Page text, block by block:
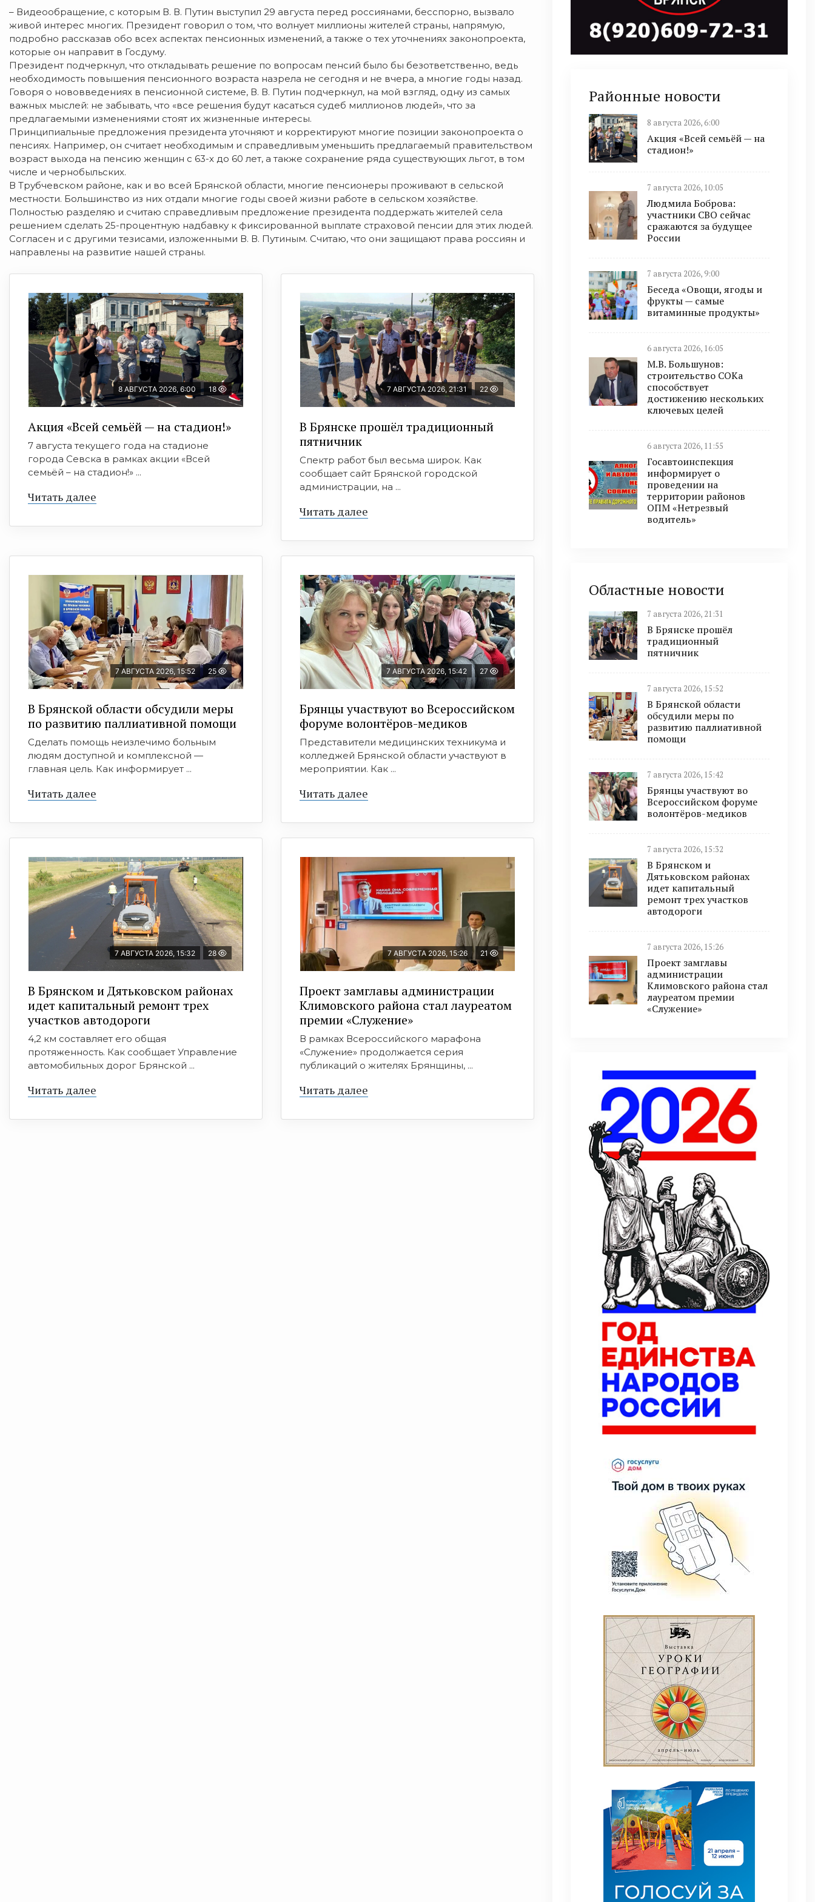
– Видеообращение, с которым В. В. Путин выступил 29 августа перед россиянами, бесспорно, вызвало
живой интерес многих. Президент говорил о том, что волнует миллионы жителей страны, напрямую,
подробно рассказав обо всех аспектах пенсионных изменений, а также о тех уточнениях законопроекта,
которые он направит в Госдуму.
Президент подчеркнул, что откладывать решение по вопросам пенсий было бы безответственно, ведь
необходимость повышения пенсионного возраста назрела не сегодня и не вчера, а многие годы назад.
Говоря о нововведениях в пенсионной системе, В. В. Путин подчеркнул, на мой взгляд, одну из самых
важных мыслей: не забывать, что «все решения будут касаться судеб миллионов людей», что за
предлагаемыми изменениями стоят их жизненные интересы.
Принципиальные пред­ложения президента уточняют и корректируют многие позиции законопроекта о
пенсиях. Например, он считает необходимым и справедливым уменьшить предлагаемый правительством
возраст выхода на пенсию женщин с 63-х до 60 лет, а также сохранение ряда существующих льгот, в том
числе и чернобыльских.
В Трубчевском районе, как и во всей Брянской области, многие пенсионеры проживают в сельской
местности. Большинство из них отдали многие годы своей жизни работе в сельском хозяйстве.
Полностью разделяю и считаю справедливым предложение президента поддержать жителей села
решением сделать 25-процентную надбавку к фиксированной выплате страховой пенсии для этих людей.
Согласен и с другими тезисами, изложенными В. В. Путиным. Считаю, что они защищают права россиян и
направлены на развитие нашей страны.
8 АВГУСТА 2026, 6:00 18
Акция «Всей семьёй — на стадион!»
7 августа текущего года на стадионе
города Севска в рамках акции «Всей
семьёй – на стадион!» ...
Читать далее
7 АВГУСТА 2026, 21:31 22
В Брянске прошёл традиционный
пятничник
Спектр работ был весьма широк. Как
сообщает сайт Брянской городской
администрации, на ...
Читать далее
7 АВГУСТА 2026, 15:52 25
В Брянской области обсудили меры
по развитию паллиативной помощи
Сделать помощь неизлечимо больным
людям доступной и комплексной —
главная цель. Как информирует ...
Читать далее
7 АВГУСТА 2026, 15:42 27
Брянцы участвуют во Всероссийском
форуме волонтёров-медиков
Представители медицинских техникума и
колледжей Брянской области участвуют в
мероприятии. Как ...
Читать далее
7 АВГУСТА 2026, 15:32 28
В Брянском и Дятьковском районах
идет капитальный ремонт трех
участков автодороги
4,2 км составляет его общая
протяженность. Как сообщает Управление
автомобильных дорог Брянской ...
Читать далее
7 АВГУСТА 2026, 15:26 21
Проект замглавы администрации
Климовского района стал лауреатом
премии «Служение»
В рамках Всероссийского марафона
«Служение» продолжается серия
публикаций о жителях Брянщины, ...
Читать далее
Районные новости
8 августа 2026, 6:00
Акция «Всей семьёй — на
стадион!»
7 августа 2026, 10:05
Людмила Боброва:
участники СВО сейчас
сражаются за будущее
России
7 августа 2026, 9:00
Беседа «Овощи, ягоды и
фрукты — самые
витаминные продукты»
6 августа 2026, 16:05
М.В. Большунов:
строительство СОКа
способствует
достижению нескольких
ключевых целей
6 августа 2026, 11:55
Госавтоинспекция
информирует о
проведении на
территории районов
ОПМ «Нетрезвый
водитель»
Областные новости
7 августа 2026, 21:31
В Брянске прошёл
традиционный
пятничник
7 августа 2026, 15:52
В Брянской области
обсудили меры по
развитию паллиативной
помощи
7 августа 2026, 15:42
Брянцы участвуют во
Всероссийском форуме
волонтёров-медиков
7 августа 2026, 15:32
В Брянском и
Дятьковском районах
идет капитальный
ремонт трех участков
автодороги
7 августа 2026, 15:26
Проект замглавы
администрации
Климовского района стал
лауреатом премии
«Служение»